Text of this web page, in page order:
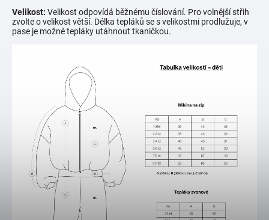
Velikost: Velikost odpovídá běžnému číslování. Pro volnější střih
zvolte o velikost větší. Délka tepláků se s velikostmi prodlužuje, v
pase je možné tepláky utáhnout tkaničkou.